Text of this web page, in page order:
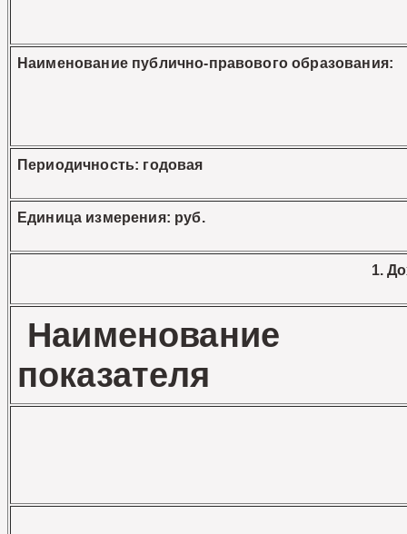
Наименование публично-правового образования:
Периодичность: годовая
Единица измерения: руб.
1.
Наименование
показателя